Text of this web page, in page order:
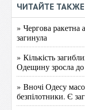
ЧИТАЙТЕ
» Чергова
загинула
» Кількість
Одещину зросла
» Вночі Одесу
безпілотники. Є